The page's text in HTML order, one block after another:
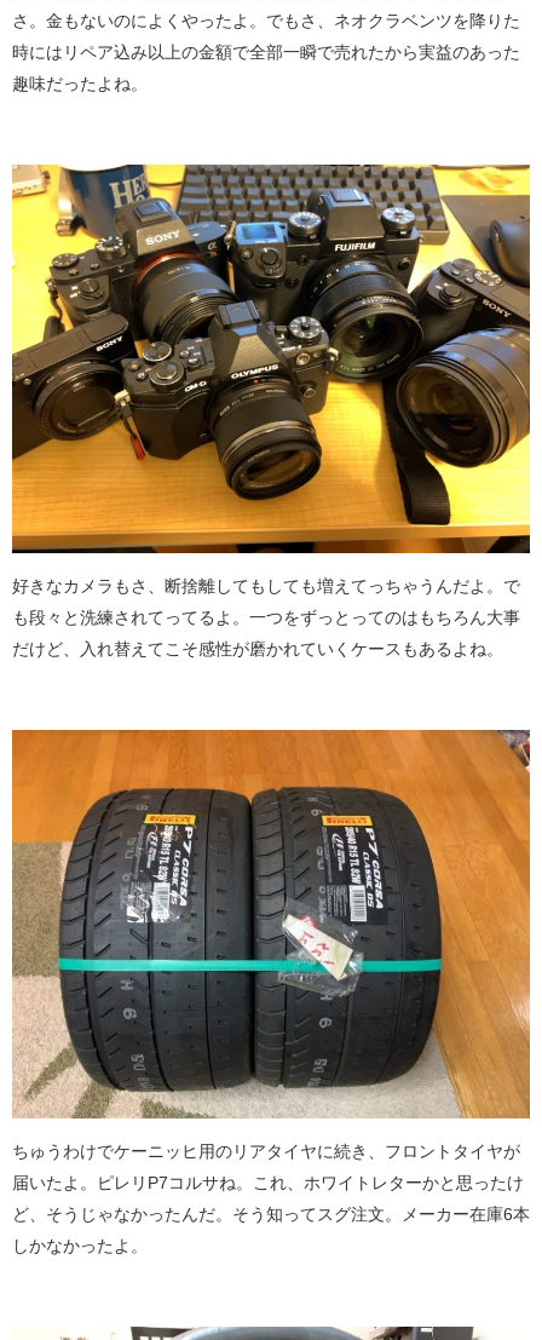
さ。金もないのによくやったよ。でもさ、ネオクラベンツを降りた
時にはリペア込み以上の金額で全部一瞬で売れたから実益のあった
趣味だったよね。
好きなカメラもさ、断捨離してもしても増えてっちゃうんだよ。で
も段々と洗練されてってるよ。一つをずっとってのはもちろん大事
だけど、入れ替えてこそ感性が磨かれていくケースもあるよね。
ちゅうわけでケーニッヒ用のリアタイヤに続き、フロントタイヤが
届いたよ。ピレリP7コルサね。これ、ホワイトレターかと思ったけ
ど、そうじゃなかったんだ。そう知ってスグ注文。メーカー在庫6本
しかなかったよ。